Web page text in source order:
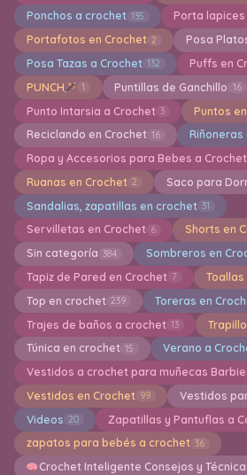
Ponchos a crochet 135 Porta
Portafotos en Crochet 2 Posa
Posa Tazas a Crochet 132 Puffs en
PUNCH 1 Puntillas de Ganchillo 16
Punto Intarsia a Crochet 3 Puntos
Reciclando en Crochet 16 Riñoneras
Ropa y Accesorios para Bebes a Crochet
Ruanas en Crochet 2 Saco para
Sandalias, zapatillas en crochet 31
Servilletas en Crochet 6 Shorts en
Sin categoría 384 Sombreros en
Tapiz de Pared en Crochet 7
Top en crochet 239 Toreras en
Trajes de baños a crochet 13
Túnica en crochet 15 Verano a
Vestidos a crochet para muñecas Barbie
Vestidos en Crochet 99 Vestidos
Videos 20 Zapatillas y Pantuflas a
zapatos para bebés a crochet 36
Crochet Inteligente Consejos y